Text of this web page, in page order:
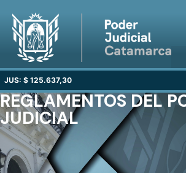
JUS: $ 125.637,30
REGLAMENTOS DEL
JUDICIAL